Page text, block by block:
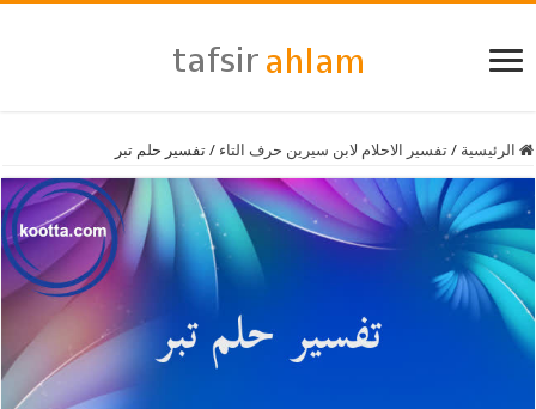
الرئيسية / تفسير الاحلام لابن سيرين حرف التاء / تفسير حلم تبر